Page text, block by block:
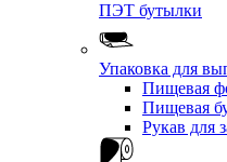
ПЭТ бутылки
Упаковка для
Пищевая
Пищевая
Рукав для